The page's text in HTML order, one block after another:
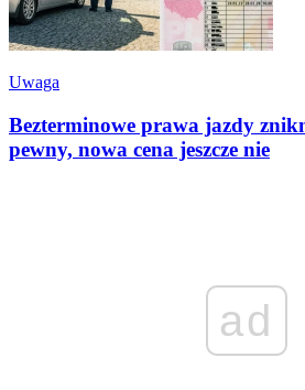
Uwaga
Bezterminowe prawa jazdy
pewny, nowa cena jeszcze nie
ad